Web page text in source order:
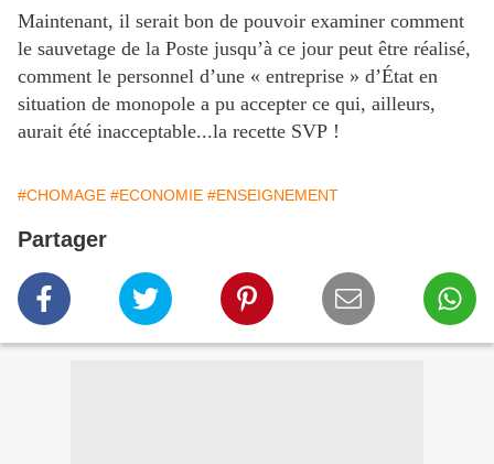
Maintenant, il serait bon de pouvoir examiner comment
le sauvetage de la Poste jusqu’à ce jour peut être réalisé,
comment le personnel d’une « entreprise » d’État en
situation de monopole a pu accepter ce qui, ailleurs,
aurait été inacceptable...la recette SVP !
#CHOMAGE #ECONOMIE #ENSEIGNEMENT
Partager